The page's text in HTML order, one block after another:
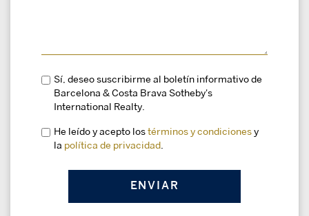
Sí, deseo suscribirme al boletín informativo de
Barcelona & Costa Brava Sotheby's
International Realty.
He leído y acepto los términos y condiciones y
la política de privacidad